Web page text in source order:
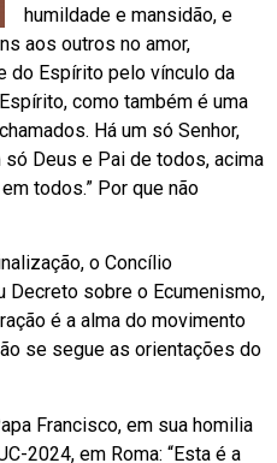
humildade e mansidão, e
aos outros no amor,
do Espírito pelo vínculo da
como também é uma
Há um só Senhor,
Deus e Pai de todos, acima
todos.” Por que não
o Concílio
Decreto sobre o Ecumenismo,
é a alma do movimento
se segue as orientações do
Francisco, em sua homilia
2024, em Roma: “Esta é a